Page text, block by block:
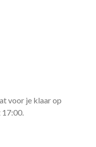
voor je klaar op